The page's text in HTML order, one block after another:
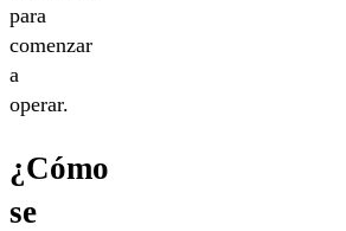
para
comenzar
a
operar.
¿Cómo
se